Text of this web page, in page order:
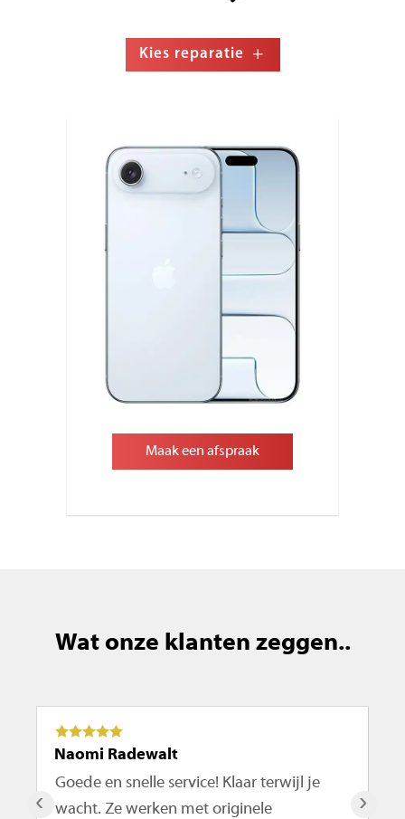
Kies reparatie
Maak een afspraak
Wat onze klanten zeggen..
Goede en snelle service! Klaar terwijl je
wacht. Ze werken met originele
Naomi Radewalt
‹ ›